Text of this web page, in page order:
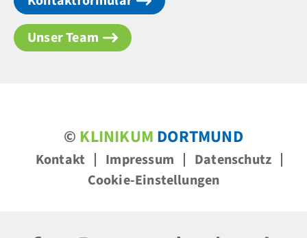
Unser Team
© KLINIKUM DORTMUND
Kontakt Impressum
Datenschutz
Cookie-Einstellungen